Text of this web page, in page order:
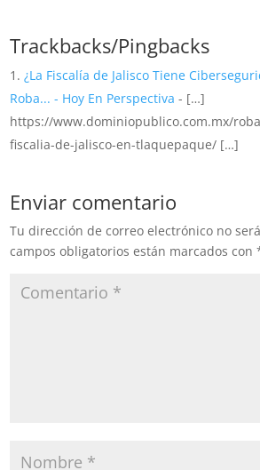
se desplegó un operativo
en tierra por parte de…
Trackbacks/Pingbacks
¿La Fiscalía de Jalisco Tiene
Roba... - Hoy En Perspectiva - […]
https://www.dominiopublico.com.mx/
fiscalia-de-jalisco-en-tlaquepaque/ […]
Enviar comentario
Tu dirección de correo electrónico no
campos obligatorios están marcados con